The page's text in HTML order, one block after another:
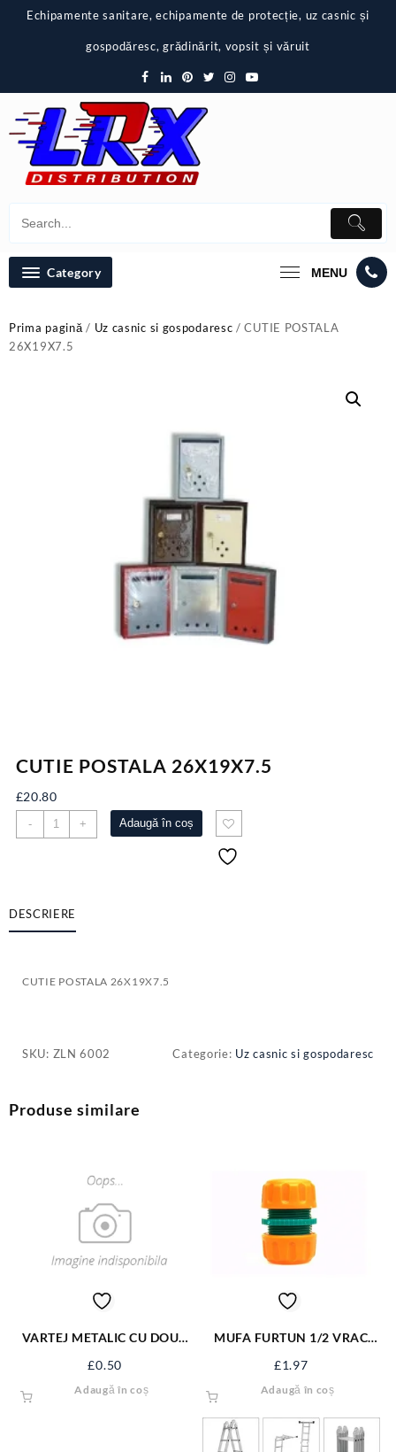
Echipamente sanitare, echipamente de protecție, uz casnic și
gospodăresc, grădinărit, vopsit și văruit
Category MENU
Prima pagină/ Uz casnic si gospodaresc / CUTIE POSTALA
26X19X7.5
CUTIE POSTALA 26X19X7.5
£20.80
-
Cantitate
CUTIE
+ Adaugă în coș
DESCRIERE
CUTIE POSTALA 26X19X7.5
SKU: ZLN 6002 Categorie: Uz casnic si gospodaresc
Produse similare
VARTEJ METALIC CU DOUA
£0.50
Adaugă în coș
MUFA FURTUN 1/2 VRAC
£1.97
Adaugă în coș